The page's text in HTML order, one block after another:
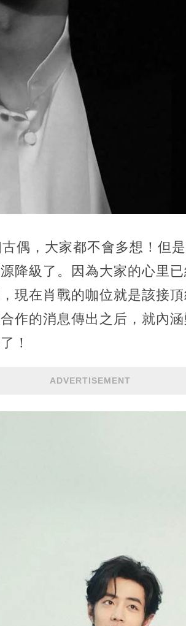
偶，大家都不會多想！但
降級了。因為大家的心里
現在肖戰的咖位就是該接
作的消息傳出之后，就內
！
ADVERTISEMENT